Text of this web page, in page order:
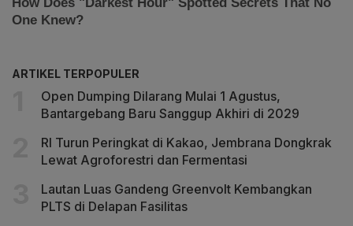
ARTIKEL TERPOPULER
Open Dumping Dilarang Mulai 1 Agustus,
Bantargebang Baru Sanggup Akhiri di 2029
RI Turun Peringkat di Kakao, Jembrana Dongkrak
Lewat Agroforestri dan Fermentasi
Lautan Luas Gandeng Greenvolt Kembangkan
PLTS di Delapan Fasilitas